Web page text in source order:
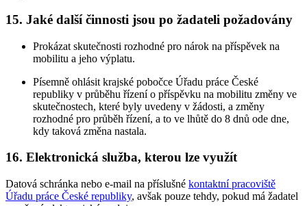
15. Jaké další činnosti jsou po žadateli požadovány
Prokázat skutečnosti rozhodné pro nárok na příspěvek na
mobilitu a jeho výplatu.
Písemně ohlásit krajské pobočce Úřadu práce České
republiky v průběhu řízení o příspěvku na mobilitu změny ve
skutečnostech, které byly uvedeny v žádosti, a změny
rozhodné pro průběh řízení, a to ve lhůtě do 8 dnů ode dne,
kdy taková změna nastala.
16. Elektronická služba, kterou lze využít
Datová schránka nebo e-mail na příslušné kontaktní pracoviště
Úřadu práce České republiky, avšak pouze tehdy, pokud má žadatel